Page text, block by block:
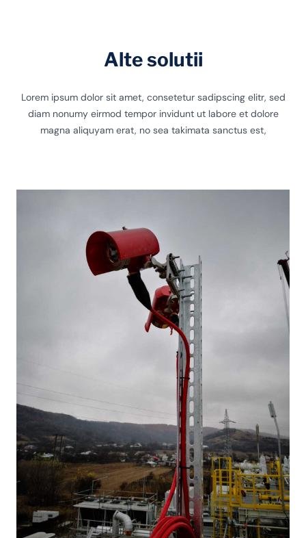
Alte solutii
Lorem ipsum dolor sit amet, consetetur sadipscing elitr, sed
diam nonumy eirmod tempor invidunt ut labore et dolore
magna aliquyam erat, no sea takimata sanctus est,